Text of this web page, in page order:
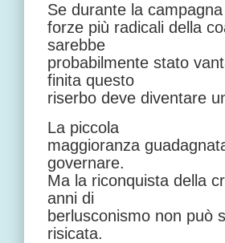
Se durante la
forze più radicali della
sarebbe
probabilmente stato
finita questo
riserbo deve diventare
La piccola
maggioranza
governare.
Ma la riconquista della
anni di
berlusconismo non può
risicata.